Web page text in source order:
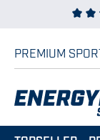
Hauptinhalt
Zur Suche
Zur
PREMIUM